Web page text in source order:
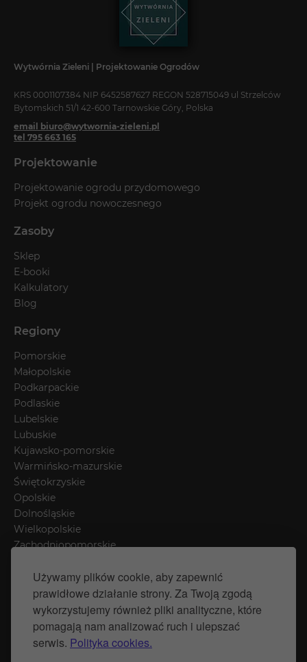
Używamy plików cookie, aby zapewnić
prawidłowe działanie strony. Za Twoją zgodą
wykorzystujemy również pliki analityczne, które
pomagają nam analizować ruch i ulepszać
serwis. Polityka cookies.
Wytwórnia Zieleni | Projektowanie Ogrodów
KRS 0001107384 NIP 6452587627 REGON 528715049 ul Strzelców
Bytomskich 51/1 42-600 Tarnowskie Góry, Polska
email biuro@wytwornia-zieleni.pl
tel 795 663 165
Projektowanie
Projektowanie ogrodu przydomowego
Projekt ogrodu nowoczesnego
Zasoby
Sklep
E-booki
Kalkulatory
Blog
Regiony
Pomorskie
Małopolskie
Podkarpackie
Podlaskie
Lubelskie
Lubuskie
Kujawsko-pomorskie
Warmińsko-mazurskie
Świętokrzyskie
Opolskie
Dolnośląskie
Wielkopolskie
Zachodniopomorskie
Mazowieckie
Śląskie
Polityka prywatności
Polityka Cookies